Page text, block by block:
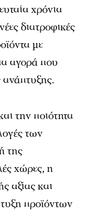
χρόνια
διατροφικές
με
αγορά που
την ποιότητα
των
της
χώρες, η
αξίας και
προϊόντων